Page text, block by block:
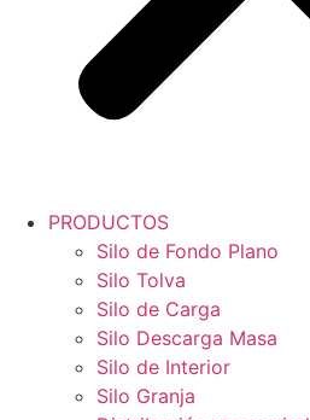
PRODUCTOS
Silo de Fondo Plano
Silo Tolva
Silo de Carga
Silo Descarga Masa
Silo de Interior
Silo Granja